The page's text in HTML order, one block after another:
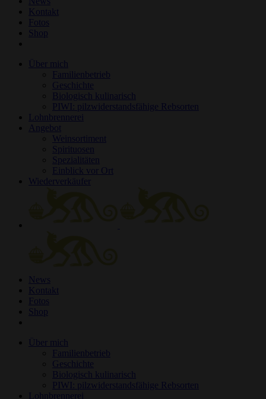
Kontakt
Fotos
Shop
Über mich
Familienbetrieb
Geschichte
Biologisch kulinarisch
PIWI: pilzwiderstandsfähige Rebsorten
Lohnbrennerei
Angebot
Weinsortiment
Spirituosen
Spezialitäten
Einblick vor Ort
Wiederverkäufer
News
Kontakt
Fotos
Shop
Über mich
Familienbetrieb
Geschichte
Biologisch kulinarisch
PIWI: pilzwiderstandsfähige Rebsorten
Lohnbrennerei